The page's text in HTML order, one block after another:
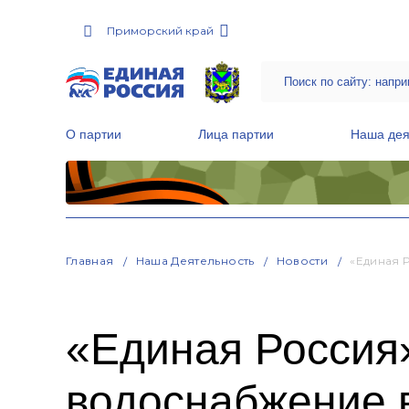
Приморский край
О партии Лица партии Наша
Главная Наша Деятельность Новости «Единая
«Единая